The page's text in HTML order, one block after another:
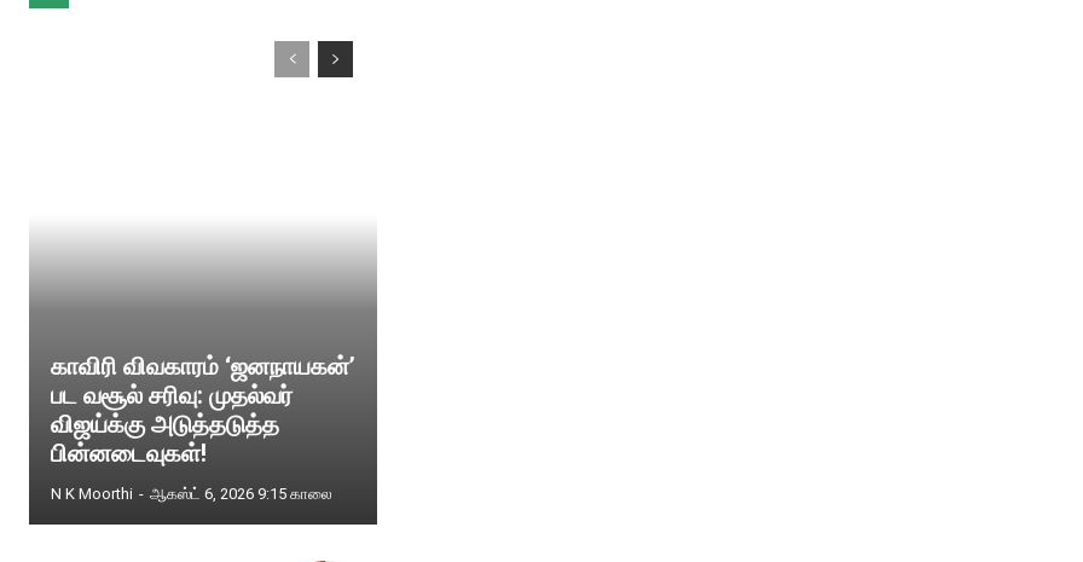
காவிரி விவகாரம் ‘ஜனநாயகன்’
பட வசூல் சரிவு: முதல்வர்
விஜய்க்கு அடுத்தடுத்த
பின்னடைவுகள்!
N K Moorthi - ஆகஸ்ட் 6, 2026 9:15 காலை